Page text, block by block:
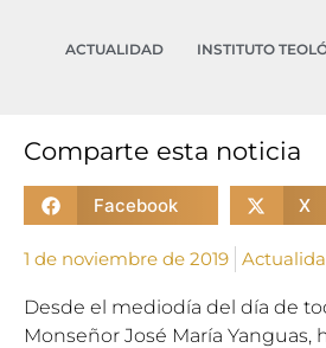
ACTUALIDAD INSTITUTO
Comparte esta noticia
Facebook X
1 de noviembre de 2019
Desde el mediodía del día de
Monseñor José María Yanguas,